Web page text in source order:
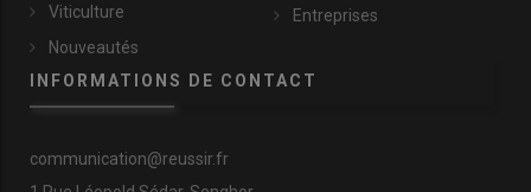
Viticulture
Nouveautés
Entreprises
INFORMATIONS DE CONTACT
communication@reussir.fr